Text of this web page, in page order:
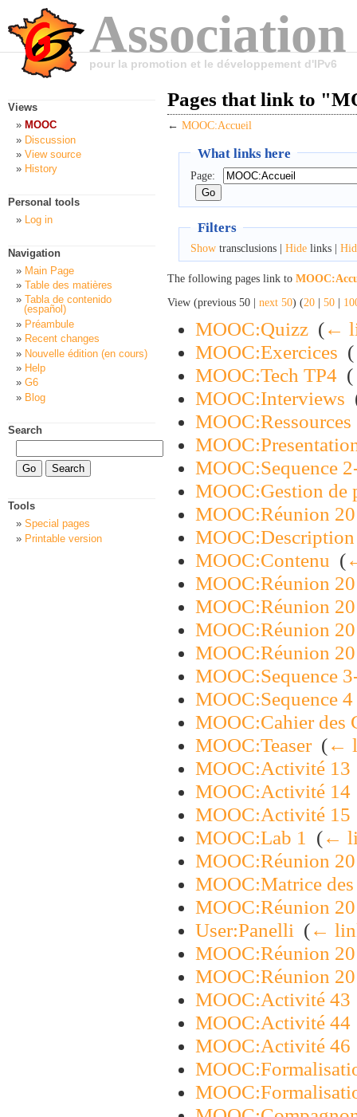
pour la promotion et le développement d'IPv6
Pages that link to
← MOOC:Accueil
What links here
Page:
Filters
Showtransclusions | Hidelinks |
The following pages link to
View (previous 50 | next 50) (20 | 50 |
MOOC:Quizz (←
MOOC:Exercices (
MOOC:Tech TP4 (
MOOC:Interviews
MOOC:Ressources
MOOC:Sequence
MOOC:Gestion de
MOOC:Réunion
MOOC:Contenu (
MOOC:Réunion
MOOC:Réunion
MOOC:Réunion
MOOC:Réunion
MOOC:Sequence
MOOC:Sequence 4
MOOC:Cahier des
MOOC:Teaser‎ (←
MOOC:Activité 13
MOOC:Activité 14
MOOC:Activité 15
MOOC:Lab 1
(←
MOOC:Réunion
MOOC:Matrice des
MOOC:Réunion
User:Panelli (←
MOOC:Réunion
MOOC:Réunion
MOOC:Activité 43
MOOC:Activité 44
MOOC:Activité 46
Views
MOOC
Discussion
View source
History
Personal tools
Log in
Navigation
Main Page
Table des matières
Tabla de contenido
(español)
Préambule
Recent changes
Nouvelle édition (en cours)
Help
G6
Blog
Search
Tools
Special pages
Printable version